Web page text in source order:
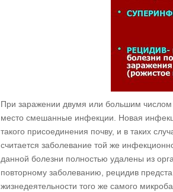
При заражении двумя или большим числом
место смешанные инфекции. Новая
такого присоединения почву, и в таких
считается заболевание той же
данной болезни полностью удалены из
повторному заболеванию, рецидив
жизнедеятельности того же самого